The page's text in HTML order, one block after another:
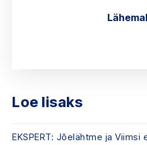
Loe lisaks
EKSPERT: Jõelähtme ja Viimsi